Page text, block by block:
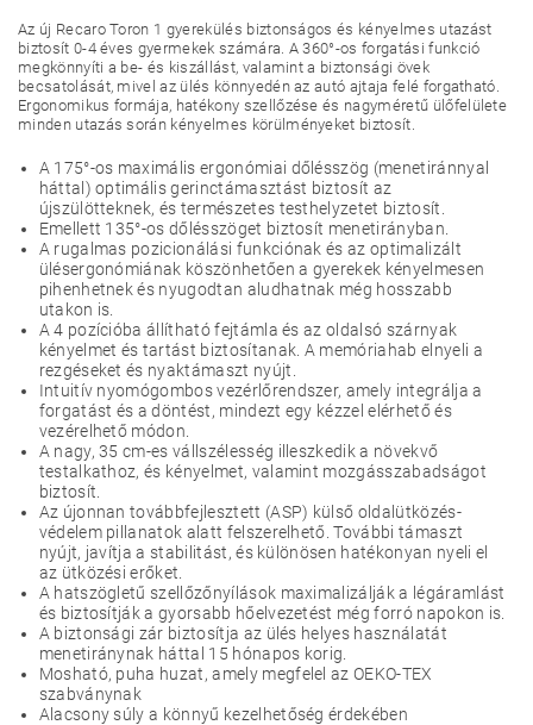
Az új Recaro Toron 1 gyerekülés biztonságos és kényelmes utazást
biztosít 0-4 éves gyermekek számára. A 360°-os forgatási funkció
megkönnyíti a be- és kiszállást, valamint a biztonsági övek
becsatolását, mivel az ülés könnyedén az autó ajtaja felé forgatható.
Ergonomikus formája, hatékony szellőzése és nagyméretű ülőfelülete
minden utazás során kényelmes körülményeket biztosít.
A 175°-os maximális ergonómiai dőlésszög (menetiránnyal
háttal) optimális gerinctámasztást biztosít az
újszülötteknek, és természetes testhelyzetet biztosít.
Emellett 135°-os dőlésszöget biztosít menetirányban.
A rugalmas pozicionálási funkciónak és az optimalizált
ülésergonómiának köszönhetően a gyerekek kényelmesen
pihenhetnek és nyugodtan aludhatnak még hosszabb
utakon is.
A 4 pozícióba állítható fejtámla és az oldalsó szárnyak
kényelmet és tartást biztosítanak. A memóriahab elnyeli a
rezgéseket és nyaktámaszt nyújt.
Intuitív nyomógombos vezérlőrendszer, amely integrálja a
forgatást és a döntést, mindezt egy kézzel elérhető és
vezérelhető módon.
A nagy, 35 cm-es vállszélesség illeszkedik a növekvő
testalkathoz, és kényelmet, valamint mozgásszabadságot
biztosít.
Az újonnan továbbfejlesztett (ASP) külső oldalütközés-
védelem pillanatok alatt felszerelhető. További támaszt
nyújt, javítja a stabilitást, és különösen hatékonyan nyeli el
az ütközési erőket.
A hatszögletű szellőzőnyílások maximalizálják a légáramlást
és biztosítják a gyorsabb hőelvezetést még forró napokon is.
A biztonsági zár biztosítja az ülés helyes használatát
menetiránynak háttal 15 hónapos korig.
Mosható, puha huzat, amely megfelel az OEKO-TEX
szabványnak
Alacsony súly a könnyű kezelhetőség érdekében